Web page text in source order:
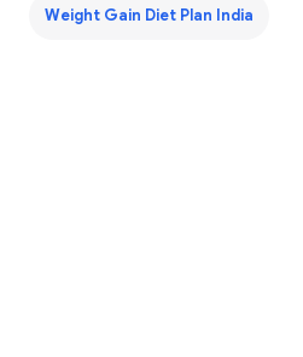
Weight Gain Diet Plan India